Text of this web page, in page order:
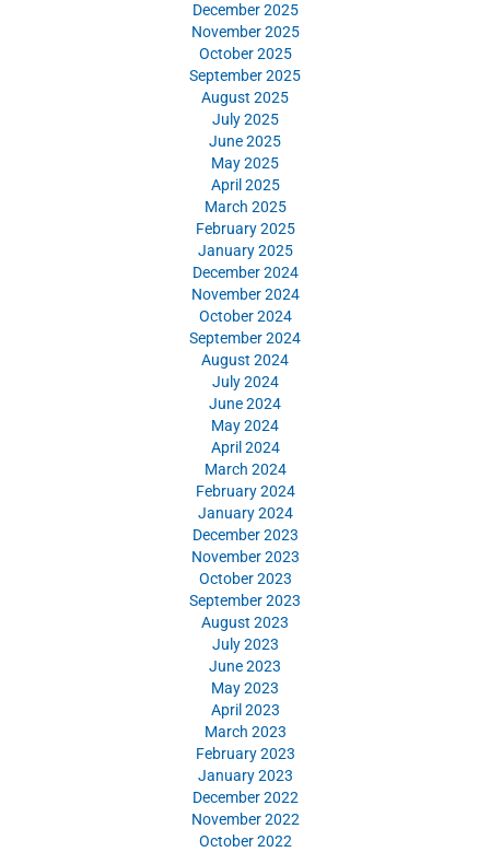
December 2025
November 2025
October 2025
September 2025
August 2025
July 2025
June 2025
May 2025
April 2025
March 2025
February 2025
January 2025
December 2024
November 2024
October 2024
September 2024
August 2024
July 2024
June 2024
May 2024
April 2024
March 2024
February 2024
January 2024
December 2023
November 2023
October 2023
September 2023
August 2023
July 2023
June 2023
May 2023
April 2023
March 2023
February 2023
January 2023
December 2022
November 2022
October 2022